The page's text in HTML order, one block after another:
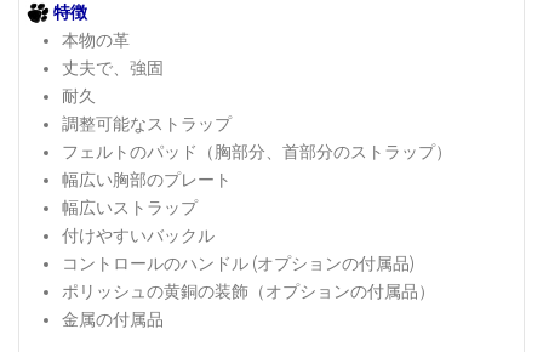
特徴
本物の革
丈夫で、強固
耐久
調整可能なストラップ
フェルトのパッド（胸部分、首部分のストラップ）
幅広い胸部のプレート
幅広いストラップ
付けやすいバックル
コントロールのハンドル (オプションの付属品)
ポリッシュの黄銅の装飾（オプションの付属品）
金属の付属品